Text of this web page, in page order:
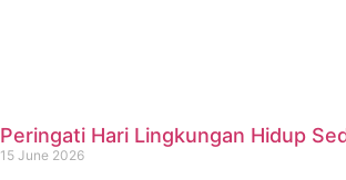
Peringati Hari Lingkungan Hidup
15 June 2026